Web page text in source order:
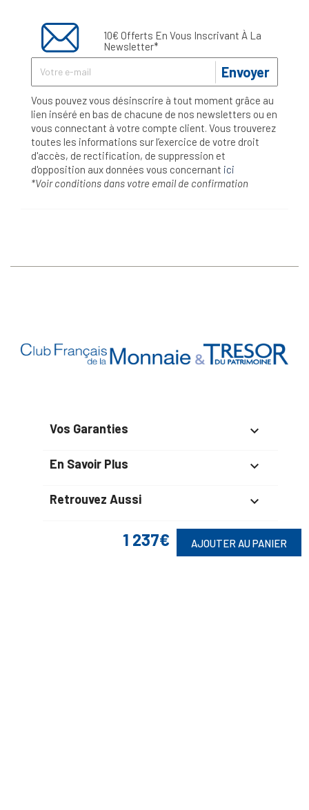
1 237€ AJOUTER AU PANIER
10€ Offerts En Vous Inscrivant À La
Newsletter*
Envoyer
Vous pouvez vous désinscrire à tout moment grâce au
lien inséré en bas de chacune de nos newsletters ou en
vous connectant à votre compte client. Vous trouverez
toutes les informations sur l’exercice de votre droit
d'accès, de rectification, de suppression et
d'opposition aux données vous concernant ici
*Voir conditions dans votre email de confirmation
Vos Garanties 
En Savoir Plus 
Retrouvez Aussi 